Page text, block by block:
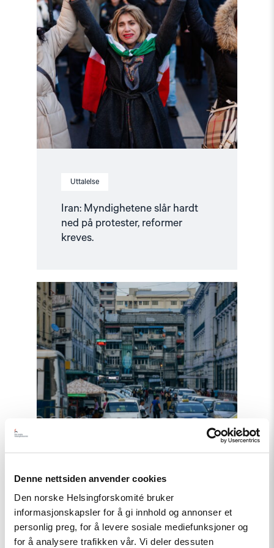
Denne nettsiden anvender cookies
Den norske Helsingforskomité bruker
informasjonskapsler for å gi innhold og annonser et
personlig preg, for å levere sosiale mediefunksjoner og
for å analysere trafikken vår. Vi deler dessuten
Uttalelse
Iran: Myndighetene slår hardt
ned på protester, reformer
kreves.
kreves."
Telenors handlinger i Myanmar
bør granskes
Read
article
"Telenors
handlinger
i
Myanmar
bør
granskes"